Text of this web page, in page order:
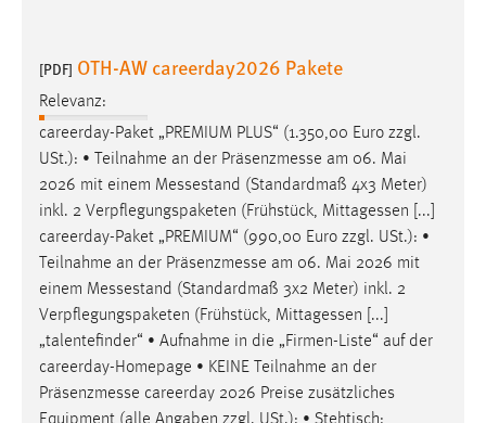
[PDF] OTH-AW careerday2026 Pakete
Relevanz:
careerday-Paket „PREMIUM PLUS“ (1.350,00 Euro zzgl.
USt.): • Teilnahme an der Präsenzmesse am 06. Mai
2026 mit einem Messestand (Standardmaß 4x3 Meter)
inkl. 2 Verpflegungspaketen (Frühstück, Mittagessen [...]
careerday-Paket „PREMIUM“ (990,00 Euro zzgl. USt.): •
Teilnahme an der Präsenzmesse am 06. Mai 2026 mit
einem Messestand (Standardmaß 3x2 Meter) inkl. 2
Verpflegungspaketen (Frühstück, Mittagessen [...]
„talentefinder“ • Aufnahme in die „Firmen-Liste“ auf der
careerday-Homepage • KEINE Teilnahme an der
Präsenzmesse careerday 2026 Preise zusätzliches